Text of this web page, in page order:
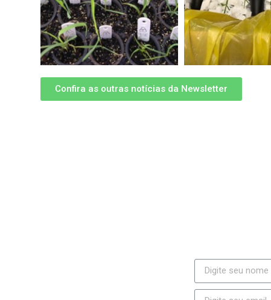
Confira as outras notícias da Newsletter